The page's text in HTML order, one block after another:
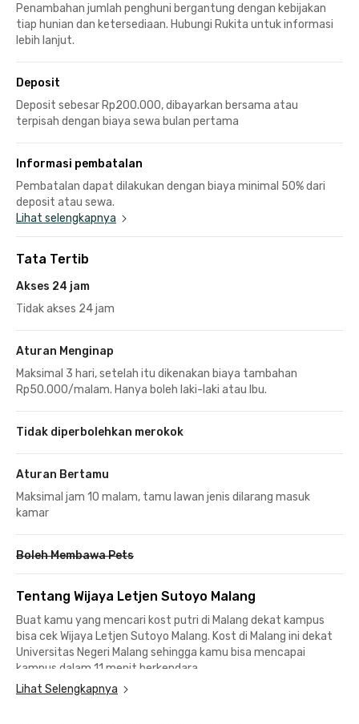
Penambahan jumlah penghuni bergantung dengan kebijakan
tiap hunian dan ketersediaan. Hubungi Rukita untuk informasi
lebih lanjut.
Deposit
Deposit sebesar Rp200.000, dibayarkan bersama atau
terpisah dengan biaya sewa bulan pertama
Informasi pembatalan
Pembatalan dapat dilakukan dengan biaya minimal 50% dari
deposit atau sewa.
Lihat selengkapnya
Tata Tertib
Akses 24 jam
Tidak akses 24 jam
Aturan Menginap
Maksimal 3 hari, setelah itu dikenakan biaya tambahan
Rp50.000/malam. Hanya boleh laki-laki atau Ibu.
Tidak diperbolehkan merokok
Aturan Bertamu
Maksimal jam 10 malam, tamu lawan jenis dilarang masuk
kamar
Boleh Membawa Pets
Tentang Wijaya Letjen Sutoyo Malang
Buat kamu yang mencari kost putri di Malang dekat kampus
bisa cek Wijaya Letjen Sutoyo Malang. Kost di Malang ini dekat
Universitas Negeri Malang sehingga kamu bisa mencapai
kampus dalam 11 menit berkendara.
Lokasinya juga strategis ke Universitas Merdeka Malang dan
Lihat Selengkapnya